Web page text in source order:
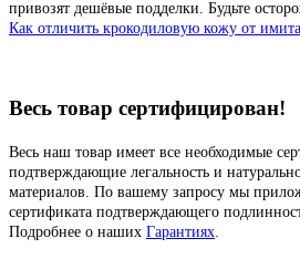
привозят дешёвые подделки. Будьте
Как отличить крокодиловую кожу от
Весь товар сертифицирован!
Весь наш товар имеет все необходимые
подтверждающие легальность и
материалов. По вашему запросу мы
сертификата подтверждающего
Подробнее о наших Гарантиях